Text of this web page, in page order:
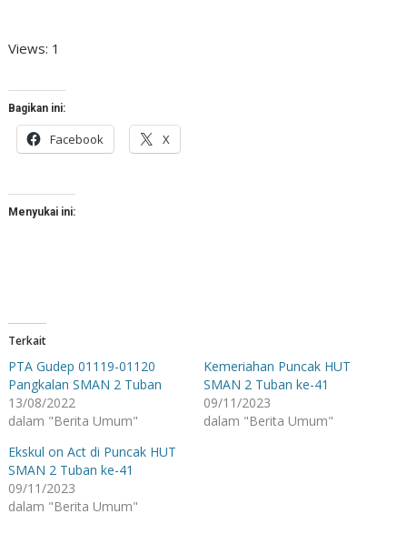
Views: 1
Bagikan ini:
Facebook X
Menyukai ini:
Terkait
PTA Gudep 01119-01120
Pangkalan SMAN 2 Tuban
13/08/2022
dalam "Berita Umum"
Kemeriahan Puncak HUT
SMAN 2 Tuban ke-41
09/11/2023
dalam "Berita Umum"
Ekskul on Act di Puncak HUT
SMAN 2 Tuban ke-41
09/11/2023
dalam "Berita Umum"